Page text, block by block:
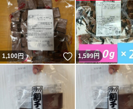
1,100円 いいね！
1,599円